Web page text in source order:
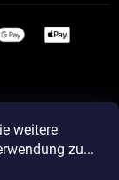
weitere
zu...